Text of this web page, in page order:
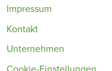
Impressum
Kontakt
Unternehmen